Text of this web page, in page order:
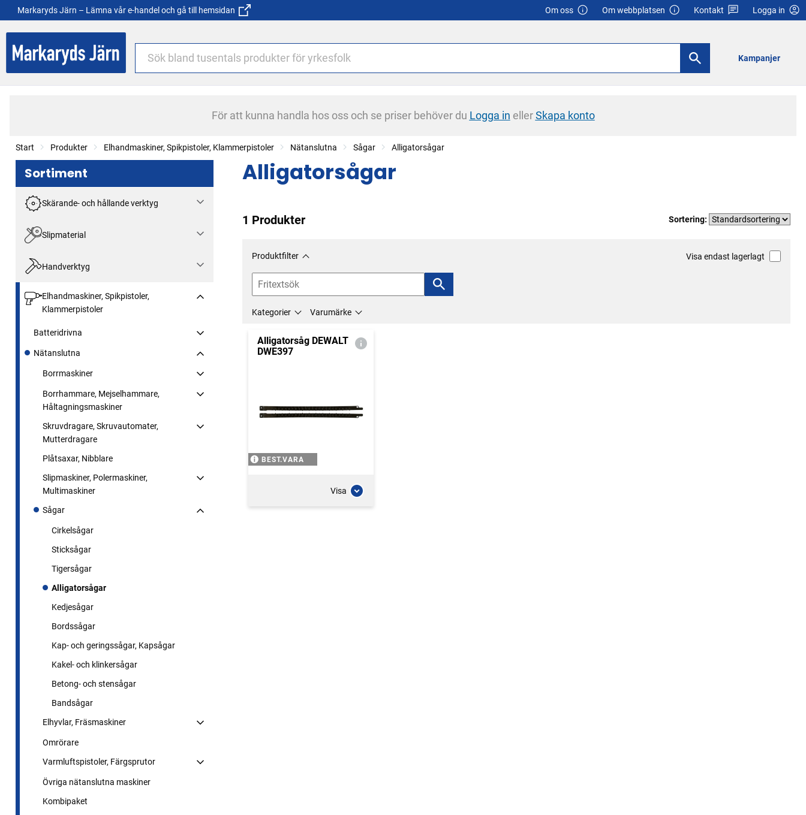
Markaryds Järn – Lämna vår e-handel och gå till hemsidan Om oss Om webbplatsen Kontakt Logga in
Kampanjer
För att kunna handla hos oss och se priser behöver du Logga in ellerSkapa konto
Start Produkter Elhandmaskiner, Spikpistoler, Klammerpistoler Nätanslutna Sågar Alligatorsågar
Sortiment
Skärande- och hållande verktyg
Slipmaterial
Handverktyg
Elhandmaskiner, Spikpistoler,
Klammerpistoler
Batteridrivna
Nätanslutna
Borrmaskiner
Borrhammare, Mejselhammare,
Håltagningsmaskiner
Skruvdragare, Skruvautomater,
Mutterdragare
Plåtsaxar, Nibblare
Slipmaskiner, Polermaskiner,
Multimaskiner
Sågar
Cirkelsågar
Sticksågar
Tigersågar
Alligatorsågar
Kedjesågar
Bordssågar
Kap- och geringssågar, Kapsågar
Kakel- och klinkersågar
Betong- och stensågar
Bandsågar
Elhyvlar, Fräsmaskiner
Omrörare
Varmluftspistoler, Färgsprutor
Övriga nätanslutna maskiner
Kombipaket
Alligatorsågar
1 Produkter Sortering:
Produktfilter Visa endast lagerlagt
Kategorier Varumärke
Alligatorsåg DEWALT
DWE397
BEST.VARA
Visa